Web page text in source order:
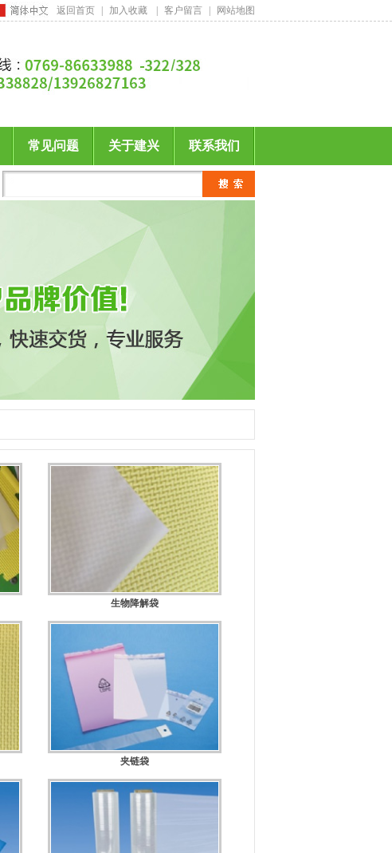
返回首页 加入收藏 客户留言 网站地图
常见问题 关于建兴 联系我们
生物降解袋
规格：
夹链袋
规格：